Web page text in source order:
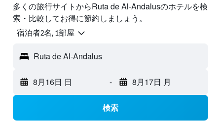
多くの旅行サイトからRuta de Al-Andalusのホテルを検
索・比較してお得に節約しましょう。
宿泊者2名, 1​部屋
Ruta de Al-Andalus
8月16日 日 - 8月17日 月
検索